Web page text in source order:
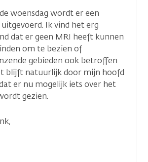
woensdag wordt er een
Ik vind het erg
dat er geen MRI heeft kunnen
om te bezien of
gebieden ook betroffen
blijft natuurlijk door mijn hoofd
er nu mogelijk iets over het
gezien.